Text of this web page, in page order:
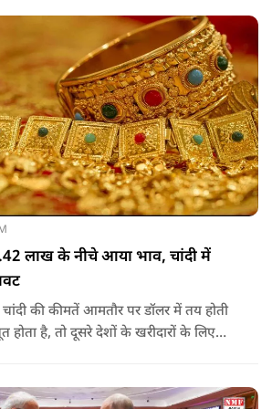
लाख के नीचे आया भाव, चांदी में
की कीमतें आमतौर पर डॉलर में तय होती
है, तो दूसरे देशों के खरीदारों के लिए